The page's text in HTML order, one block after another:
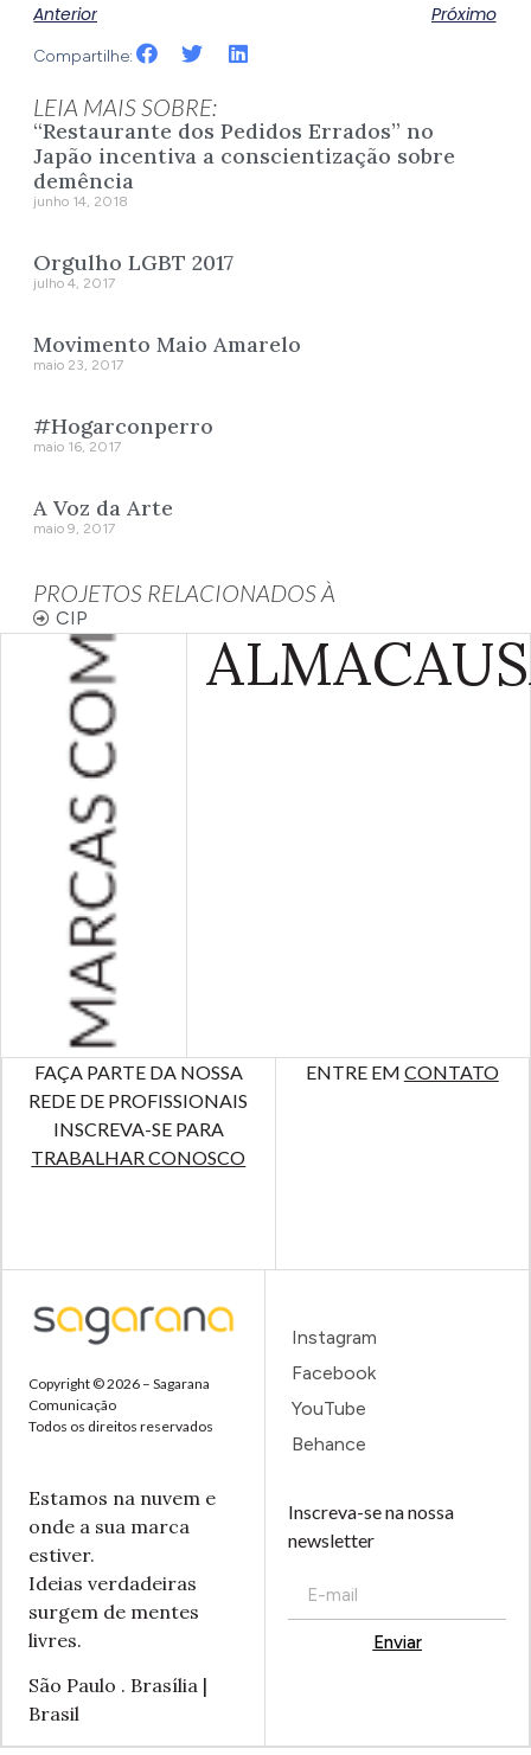
Anterior Próximo
Compartilhe:
LEIA MAIS SOBRE:
“Restaurante dos Pedidos Errados” no
Japão incentiva a conscientização sobre
demência
junho 14, 2018
Orgulho LGBT 2017
julho 4, 2017
Movimento Maio Amarelo
maio 23, 2017
#Hogarconperro
maio 16, 2017
A Voz da Arte
maio 9, 2017
PROJETOS RELACIONADOS À
CIP
ALMA
FAÇA PARTE DA NOSSA
REDE DE PROFISSIONAIS
INSCREVA-SE PARA
TRABALHAR CONOSCO
ENTRE EM CONTATO
Copyright © 2026 – Sagarana
Comunicação
Todos os direitos reservados
Estamos na nuvem e
onde a sua marca
estiver.
Ideias verdadeiras
surgem de mentes
livres.
São Paulo . Brasília |
Brasil
Instagram
Facebook
YouTube
Behance
Inscreva-se na nossa
newsletter
Enviar